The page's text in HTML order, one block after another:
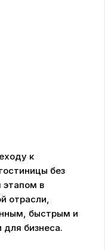
к
без
в
отрасли,
быстрым и
для бизнеса.